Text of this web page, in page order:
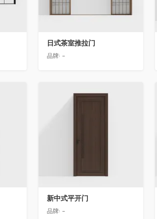
日式茶室推拉门
品牌: -
收藏
新中式平开门
品牌: -